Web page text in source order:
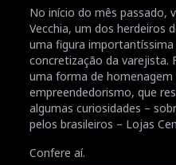
No início do mês passado,
Vecchia, um dos herdeiros
uma figura importantíssima
concretização da varejista.
uma forma de
empreendedorismo, que
algumas curiosidades –
pelos brasileiros – Lojas
Confere aí.